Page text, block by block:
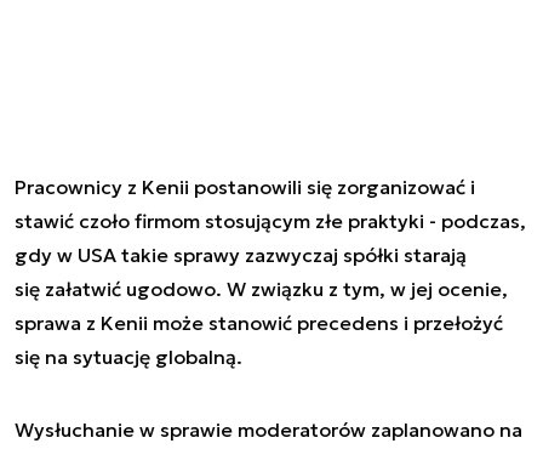
Pracownicy z Kenii postanowili się zorganizować i
stawić czoło firmom stosującym złe praktyki - podczas,
gdy w USA takie sprawy zazwyczaj spółki starają
się załatwić ugodowo. W związku z tym, w jej ocenie,
sprawa z Kenii może stanowić precedens i przełożyć
się na sytuację globalną.
Wysłuchanie w sprawie moderatorów zaplanowano na